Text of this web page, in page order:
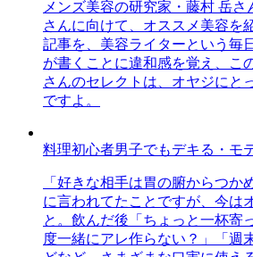
メンズ美容の研究家・藤村 岳
さんに向けて、オススメ美容を
記事を、美容ライターという毎
が書くことに違和感を覚え、こ
さんのセレクトは、オヤジにと
ですよ。
料理初心者男子でもデキる・モ
「好きな相手は胃の腑からつか
に言われてたことですが、今は
と。飲んだ後「ちょっと一杯寄
度一緒にアレ作らない？」「週